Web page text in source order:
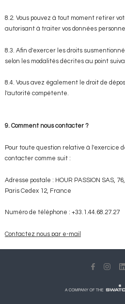
8.2. Vous pouvez à tout moment retirer
autorisant à traiter vos données
8.3. Afin d'exercer les droits
selon les modalités décrites au point
8.4. Vous avez également le droit de
l'autorité compétente.
9. Comment nous contacter ?
Pour toute question relative à l'exercice
contacter comme suit :
Adresse postale : HOUR PASSION SAS,
Paris Cedex 12, France
Numéro de téléphone : +33.1.44.68.27.27
Contactez nous par e-mail